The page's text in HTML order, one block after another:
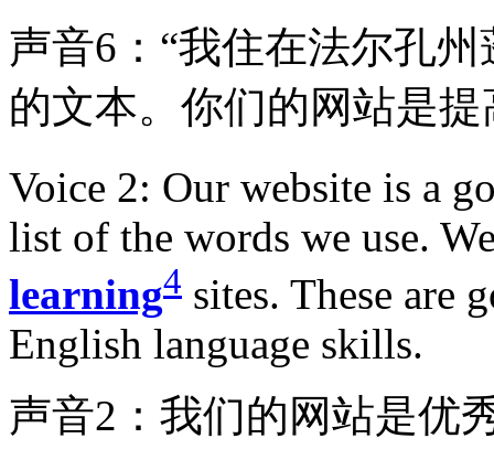
声音6：“我住在法尔孔
的文本。你们的网站是
Voice 2: Our website is a
list of the words we use.
learning4 sites. These are
English language skills.
声音2：我们的网站是优